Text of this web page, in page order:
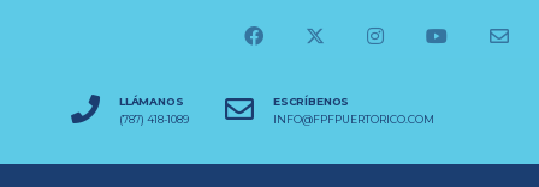
LLÁMANOS
(787) 418-1089
ESCRÍBENOS
INFO@FPFPUERTORICO.COM